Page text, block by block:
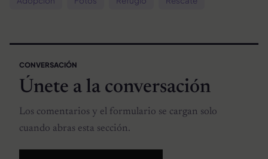
CONVERSACIÓN
Únete a la conversación
Los comentarios y el formulario se cargan solo
cuando abras esta sección.